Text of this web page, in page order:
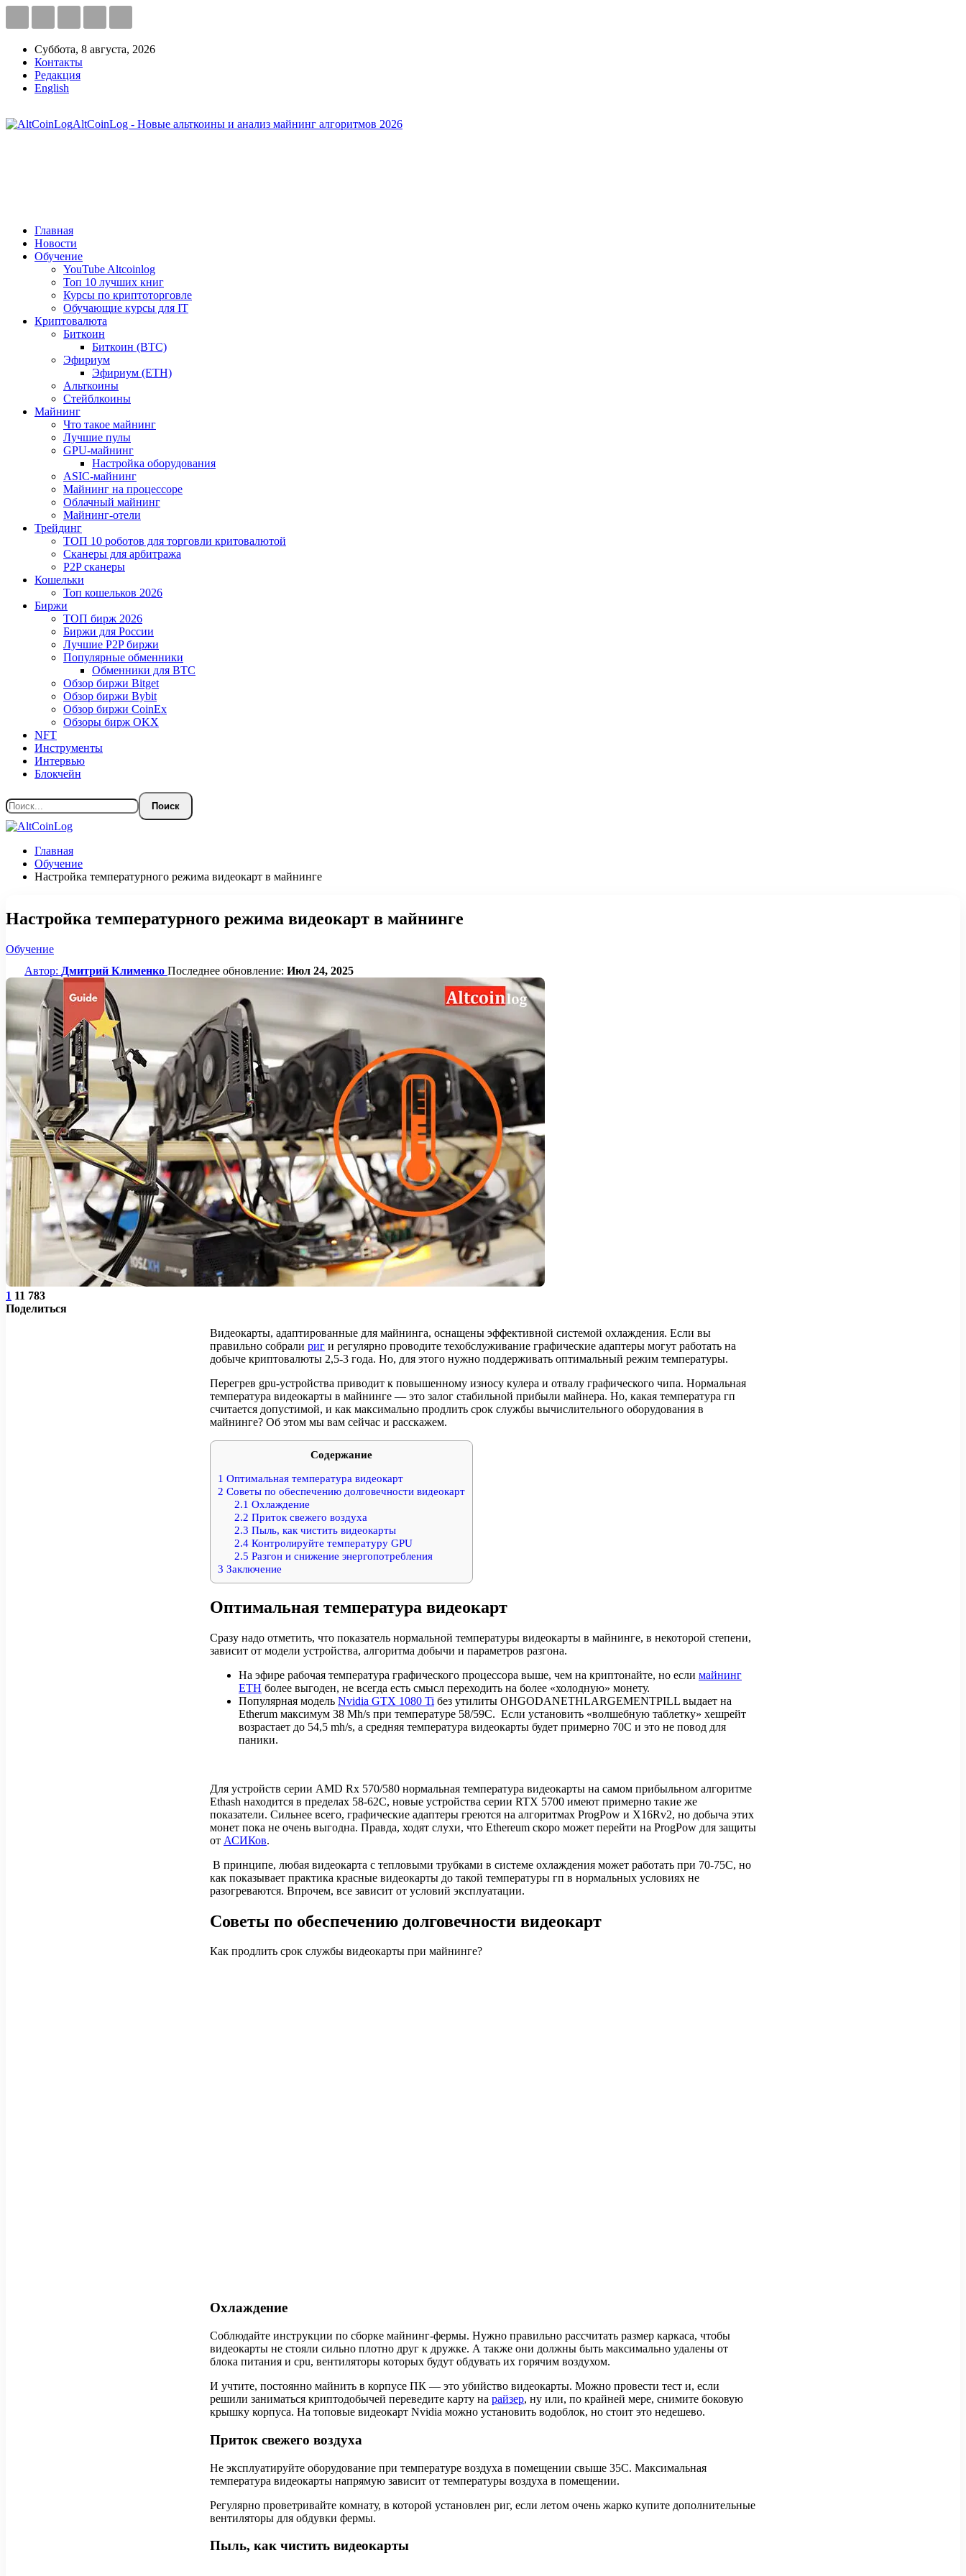
Суббота, 8 августа, 2026
Контакты
Редакция
English
AltCoinLog - Новые альткоины и анализ майнинг алгоритмов 2026
Главная
Новости
Обучение
YouTube Altcoinlog
Топ 10 лучших книг
Курсы по криптоторговле
Обучающие курсы для IT
Криптовалюта
Биткоин
Биткоин (BTC)
Эфириум
Эфириум (ETH)
Альткоины
Стейблкоины
Майнинг
Что такое майнинг
Лучшие пулы
GPU-майнинг
Настройка оборудования
ASIC-майнинг
Майнинг на процессоре
Облачный майнинг
Майнинг-отели
Трейдинг
ТОП 10 роботов для торговли критовалютой
Сканеры для арбитража
P2P сканеры
Кошельки
Топ кошельков 2026
Биржи
ТОП бирж 2026
Биржи для России
Лучшие P2P биржи
Популярные обменники
Обменники для BTC
Обзор биржи Bitget
Обзор биржи Bybit
Обзор биржи CoinEx
Обзоры бирж OKX
NFT
Инструменты
Интервью
Блокчейн
Главная
Обучение
Настройка температурного режима видеокарт в майнинге
Настройка температурного режима видеокарт в майнинге
Обучение
Автор: Дмитрий Клименко Последнее обновление: Июл 24, 2025
1 11 783
Поделиться
Видеокарты, адаптированные для майнинга, оснащены эффективной системой охлаждения. Если вы
правильно собрали риг и регулярно проводите техобслуживание графические адаптеры могут работать на
добыче криптовалюты 2,5-3 года. Но, для этого нужно поддерживать оптимальный режим температуры.
Перегрев gpu-устройства приводит к повышенному износу кулера и отвалу графического чипа. Нормальная
температура видеокарты в майнинге — это залог стабильной прибыли майнера. Но, какая температура гп
считается допустимой, и как максимально продлить срок службы вычислительного оборудования в
майнинге? Об этом мы вам сейчас и расскажем.
Содержание
1 Оптимальная температура видеокарт
2 Советы по обеспечению долговечности видеокарт
2.1 Охлаждение
2.2 Приток свежего воздуха
2.3 Пыль, как чистить видеокарты
2.4Контролируйте температуру GPU
2.5 Разгон и снижение энергопотребления
3 Заключение
Оптимальная температура видеокарт
Сразу надо отметить, что показатель нормальной температуры видеокарты в майнинге, в некоторой степени,
зависит от модели устройства, алгоритма добычи и параметров разгона.
На эфире рабочая температура графического процессора выше, чем на криптонайте, но если майнинг
ETH более выгоден, не всегда есть смысл переходить на более «холодную» монету.
Популярная модель Nvidia GTX 1080 Ti без утилиты OHGODANETHLARGEMENTPILL выдает на
Etherum максимум 38 Mh/s при температуре 58/59C. Если установить «волшебную таблетку» хешрейт
возрастает до 54,5 mh/s, а средняя температура видеокарты будет примерно 70C и это не повод для
паники.
Для устройств серии AMD Rx 570/580 нормальная температура видеокарты на самом прибыльном алгоритме
Ethash находится в пределах 58-62C, новые устройства серии RTX 5700 имеют примерно такие же
показатели. Сильнее всего, графические адаптеры греются на алгоритмах ProgPow и X16Rv2, но добыча этих
монет пока не очень выгодна. Правда, ходят слухи, что Ethereum скоро может перейти на ProgPow для защиты
от АСИКов.
В принципе, любая видеокарта с тепловыми трубками в системе охлаждения может работать при 70-75C, но
как показывает практика красные видеокарты до такой температуры гп в нормальных условиях не
разогреваются. Впрочем, все зависит от условий эксплуатации.
Советы по обеспечению долговечности видеокарт
Как продлить срок службы видеокарты при майнинге?
Охлаждение
Соблюдайте инструкции по сборке майнинг-фермы. Нужно правильно рассчитать размер каркаса, чтобы
видеокарты не стояли сильно плотно друг к дружке. А также они должны быть максимально удалены от
блока питания и cpu, вентиляторы которых будут обдувать их горячим воздухом.
И учтите, постоянно майнить в корпусе ПК — это убийство видеокарты. Можно провести тест и, если
решили заниматься криптодобычей переведите карту на райзер, ну или, по крайней мере, снимите боковую
крышку корпуса. На топовые видеокарт Nvidia можно установить водоблок, но стоит это недешево.
Приток свежего воздуха
Не эксплуатируйте оборудование при температуре воздуха в помещении свыше 35C. Максимальная
температура видеокарты напрямую зависит от температуры воздуха в помещении.
Регулярно проветривайте комнату, в которой установлен риг, если летом очень жарко купите дополнительные
вентиляторы для обдувки фермы.
Пыль, как чистить видеокарты